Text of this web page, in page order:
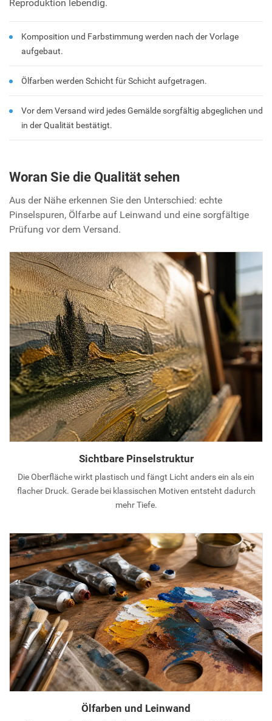
Reproduktion lebendig.
Komposition und Farbstimmung werden nach der Vorlage
aufgebaut.
Ölfarben werden Schicht für Schicht aufgetragen.
Vor dem Versand wird jedes Gemälde sorgfältig abgeglichen und
in der Qualität bestätigt.
Woran Sie die Qualität sehen
Aus der Nähe erkennen Sie den Unterschied: echte
Pinselspuren, Ölfarbe auf Leinwand und eine sorgfältige
Prüfung vor dem Versand.
Sichtbare Pinselstruktur
Die Oberfläche wirkt plastisch und fängt Licht anders ein als ein
flacher Druck. Gerade bei klassischen Motiven entsteht dadurch
mehr Tiefe.
Ölfarben und Leinwand